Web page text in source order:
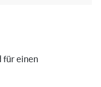
für einen